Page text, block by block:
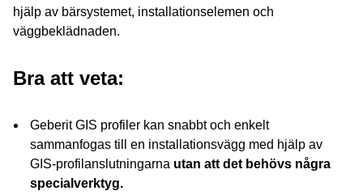
hjälp av bärsystemet, installationselemen och
väggbeklädnaden.
Bra att veta:
Geberit GIS profiler kan snabbt och enkelt
sammanfogas till en installationsvägg med hjälp av
GIS-profilanslutningarna utan att det behövs några
specialverktyg.